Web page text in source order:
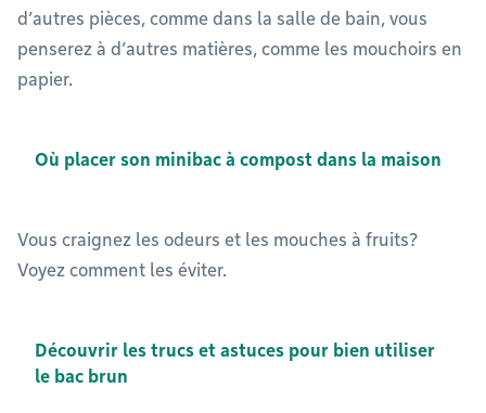
d’autres pièces, comme dans la salle de bain, vous
penserez à d’autres matières, comme les mouchoirs en
papier.
Où placer son minibac à compost dans la maison
Vous craignez les odeurs et les mouches à fruits?
Voyez comment les éviter.
Découvrir les trucs et astuces pour bien utiliser
le bac brun